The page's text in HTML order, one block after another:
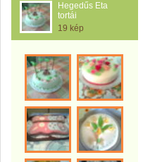
Hegedűs Eta
tortái
19 kép